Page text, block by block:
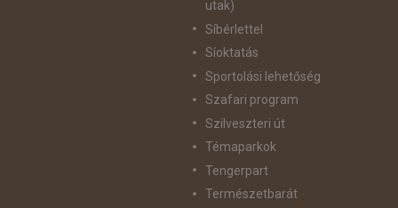
utak)
Síbérlettel
Síoktatás
Sportolási lehetőség
Szafari program
Szilveszteri út
Témaparkok
Tengerpart
Természetbarát